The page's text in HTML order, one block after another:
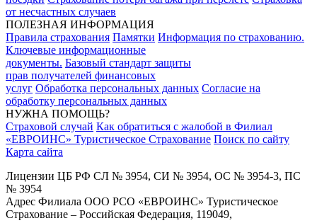
от несчастных случаев
ПОЛЕЗНАЯ ИНФОРМАЦИЯ
Правила страхования Памятки Информация по страхованию.
Ключевые информационные
документы. Базовый стандарт защиты
прав получателей финансовых
услуг Обработка персональных данных Согласие на
обработку персональных данных
НУЖНА ПОМОЩЬ?
Страховой случай Как обратиться с жалобой в Филиал
«ЕВРОИНС» Туристическое Страхование Поиск по сайту
Карта сайта
Лицензии ЦБ РФ СЛ № 3954, СИ № 3954, ОС № 3954-3, ПС
№ 3954
Адрес Филиала ООО РСО «ЕВРОИНС» Туристическое
Страхование – Российская Федерация, 119049,